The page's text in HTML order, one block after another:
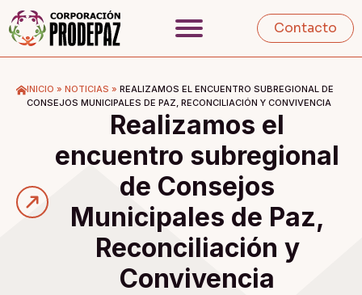
Contacto
INICIO » NOTICIAS » REALIZAMOS EL ENCUENTRO SUBREGIONAL DE
CONSEJOS MUNICIPALES DE PAZ, RECONCILIACIÓN Y CONVIVENCIA
Realizamos el
encuentro subregional
de Consejos
Municipales de Paz,
Reconciliación y
Convivencia